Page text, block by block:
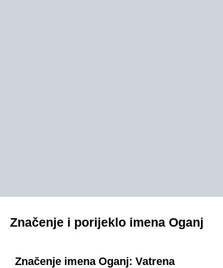
Značenje i porijeklo imena Oganj
Značenje imena Oganj: Vatrena